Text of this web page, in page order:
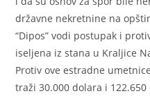
državne nekretnine na
“Dipos” vodi postupak i
iseljena iz stana u Kraljice
Protiv ove estradne
traži 30.000 dolara i